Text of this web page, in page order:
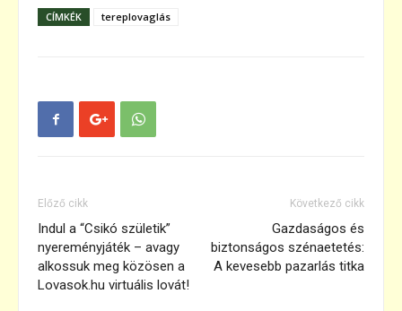
CÍMKÉK tereplovaglás
Előző cikk
Indul a “Csikó születik”
nyereményjáték – avagy
alkossuk meg közösen a
Lovasok.hu virtuális lovát!
Következő cikk
Gazdaságos és
biztonságos szénaetetés:
A kevesebb pazarlás titka